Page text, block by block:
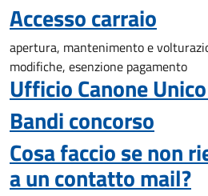
Accesso carraio
apertura, mantenimento e
modifiche, esenzione pagamento
Ufficio Canone
Bandi concorso
Cosa faccio se non
a un contatto mail?